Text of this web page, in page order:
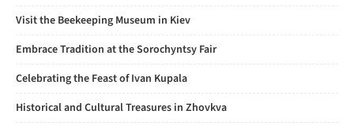
Visit the Beekeeping Museum in Kiev
Embrace Tradition at the Sorochyntsy Fair
Celebrating the Feast of Ivan Kupala
Historical and Cultural Treasures in Zhovkva